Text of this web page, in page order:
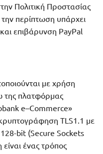
Πολιτική Προστασίας
περίπτωση υπάρχει
επιβάρυνση PayPal
με χρήση
της πλατφόρμας
e–Commerce»
TLS1.1 με
bit (Secure Sockets
ένας τρόπος